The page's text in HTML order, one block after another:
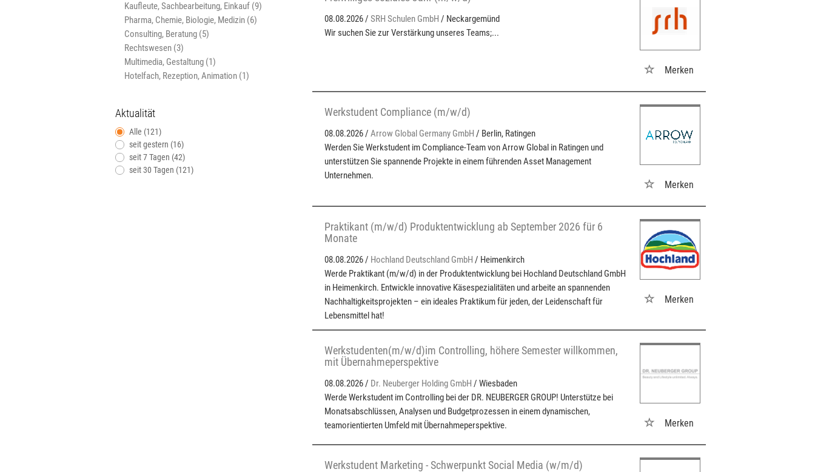
Kaufleute, Sachbearbeitung, Einkauf (9)
Pharma, Chemie, Biologie, Medizin (6)
Consulting, Beratung (5)
Rechtswesen (3)
Multimedia, Gestaltung (1)
Hotelfach, Rezeption, Animation (1)
Aktualität
Alle (121)
seit gestern (16)
seit 7 Tagen (42)
seit 30 Tagen (121)
08.08.2026 / SRH Schulen GmbH / Neckargemünd
Wir suchen Sie zur Verstärkung unseres Teams;...
Merken
Werkstudent Compliance (m/w/d)
08.08.2026 / Arrow Global Germany GmbH / Berlin, Ratingen
Werden Sie Werkstudent im Compliance-Team von Arrow Global in Ratingen und
unterstützen Sie spannende Projekte in einem führenden Asset Management
Unternehmen.
Merken
Praktikant (m/w/d) Produktentwicklung ab September 2026 für 6
Monate
08.08.2026 / Hochland Deutschland GmbH / Heimenkirch
Werde Praktikant (m/w/d) in der Produktentwicklung bei Hochland Deutschland GmbH
in Heimenkirch. Entwickle innovative Käsespezialitäten und arbeite an spannenden
Nachhaltigkeitsprojekten – ein ideales Praktikum für jeden, der Leidenschaft für
Lebensmittel hat!
Merken
Werkstudenten(m/w/d)im Controlling, höhere Semester willkommen,
mit Übernahmeperspektive
08.08.2026 / Dr. Neuberger Holding GmbH / Wiesbaden
Werde Werkstudent im Controlling bei der DR. NEUBERGER GROUP! Unterstütze bei
Monatsabschlüssen, Analysen und Budgetprozessen in einem dynamischen,
teamorientierten Umfeld mit Übernahmeperspektive.
Merken
Werkstudent Marketing - Schwerpunkt Social Media (w/m/d)